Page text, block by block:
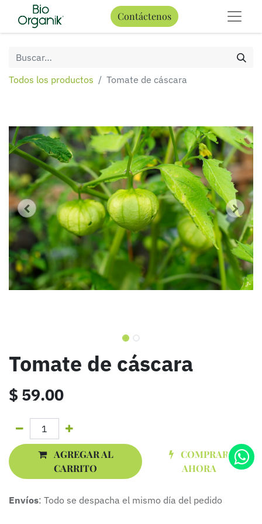
Contáctenos
Todos los productos Tomate de cáscara
Tomate de cáscara
$ 59.00
AGREGAR AL
CARRITO
COMPRAR
AHORA
Envíos: Todo se despacha el mismo día del pedido